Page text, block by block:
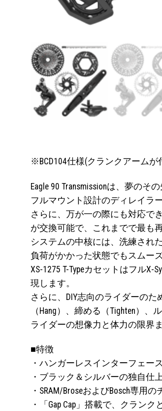
※BCD104仕様(クランクアーム
Eagle 90 Transmissionは、夢の
フルマウント設計のディレイラ
さらに、万が一の際にも対応で
が交換可能で、これまでで最も
システムの中核には、洗練され
負荷がかかった状態でもスムー
XS-1275 T-Typeカセットはフル
現します。
さらに、DIY志向のライダーのた
（Hang）、締める（Tighten）
ライダーの想像力と体力の限界
■特徴
・ハンガーレスインターフェー
・ブラック＆シルバーの独自仕
・SRAM/BroseおよびBosch専用
・「Gap Cap」搭載で、クラン